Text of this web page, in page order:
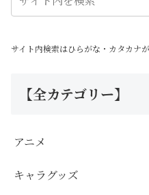
サイト内検索はひらがな・カタカナ
【全カテゴリー】
アニメ
キャラグッズ